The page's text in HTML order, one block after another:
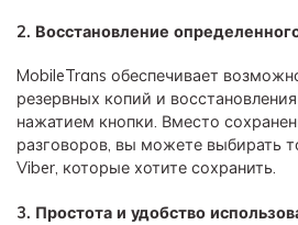
2. Восстановление
MobileTrans обеспечивает
резервных копий и
нажатием кнопки. Вместо
разговоров, вы можете выбирать
Viber, которые хотите сохранить.
3. Простота и удобство